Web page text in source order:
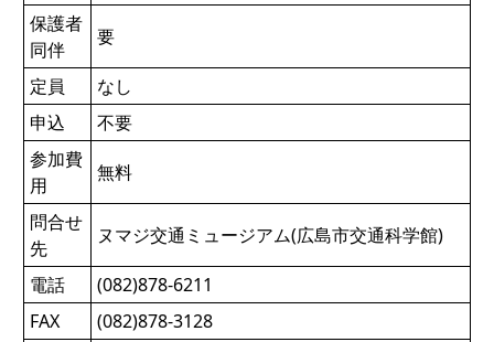
保護者
同伴
要
定員
なし
申込
不要
参加費
用
無料
問合せ
先
ヌマジ交通ミュージアム(広島市交通科学館)
電話
(082)878-6211
FAX
(082)878-3128